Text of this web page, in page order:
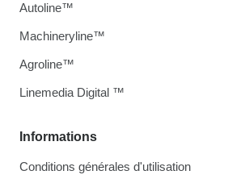
Informations
Conditions générales d'utilisation
Autoline™
Machineryline™
Agroline™
Linemedia Digital ™